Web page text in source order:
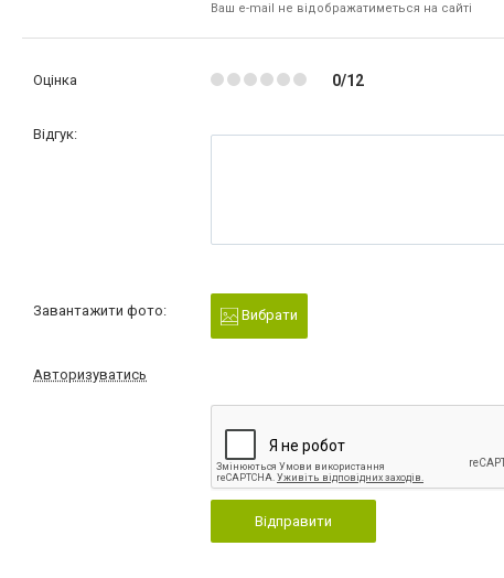
Ваш e-mail не відображатиметься на сайті
Оцінка 0/12
Відгук:
Завантажити фото: Вибрати
Авторизуватись
Відправити